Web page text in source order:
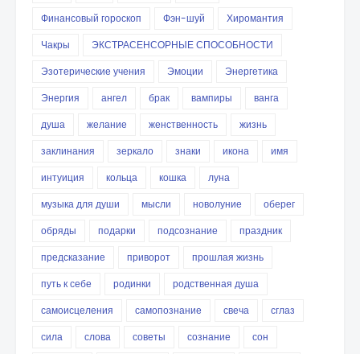
Финансовый гороскоп
Фэн-шуй
Хиромантия
Чакры
ЭКСТРАСЕНСОРНЫЕ СПОСОБНОСТИ
Эзотерические учения
Эмоции
Энергетика
Энергия
ангел брак вампиры
ванга
душа
желание женственность
жизнь
заклинания
зеркало знаки икона
имя
интуиция
кольца кошка
луна
музыка для души
мысли новолуние
оберег
обряды
подарки подсознание
праздник
предсказание
приворот
прошлая жизнь
путь к себе
родинки
родственная душа
самоисцеления
самопознание свеча
сглаз
сила
слова советы сознание
сон